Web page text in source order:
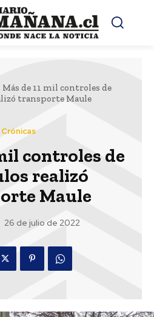
Más de 11 mil controles de
transporte Maule
Crónicas
controles de
realizó
Maule
26 de julio de 2022